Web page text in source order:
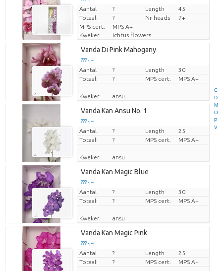
C
D
M
O
P
V
Prijs per stuk
Aantal ? Length
45
Totaal:
? Nr heads
7+
MPS cert.
MPS A+
Kweker
ichtus flowers
Vanda Di Pink Mahogany
??? -,--
Prijs per stuk
Aantal ? Length
30
Totaal:
? MPS cert. MPS A+
Kweker ansu
Vanda Kan Ansu No. 1
??? -,--
Prijs per stuk
Aantal ? Length
25
Totaal:
? MPS cert. MPS A+
Kweker ansu
Vanda Kan Magic Blue
??? -,--
Prijs per stuk
Aantal ? Length
30
Totaal:
? MPS cert. MPS A+
Kweker ansu
Vanda Kan Magic Pink
??? -,--
Prijs per stuk
Aantal ? Length
25
Totaal:
? MPS cert. MPS A+